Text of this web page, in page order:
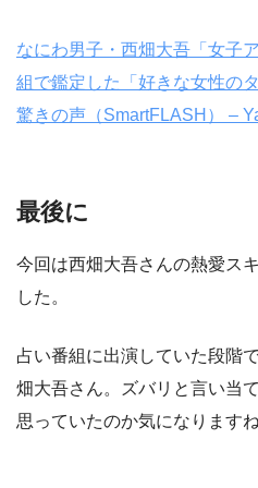
なにわ男子・西畑大吾「女子
組で鑑定した「好きな女性の
驚きの声（SmartFLASH） –
最後に
今回は西畑大吾さんの熱愛ス
した。
占い番組に出演していた段階
畑大吾さん。ズバリと言い当
思っていたのか気になりますね